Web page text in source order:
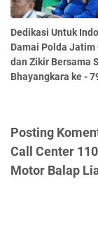
Dedikasi Untuk
Damai Polda Jatim
dan Zikir Bersama
Bhayangkara ke -
Posting
Call Center
Motor Balap